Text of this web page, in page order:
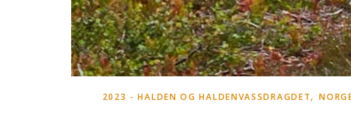
2023 - HALDEN OG HALDENVASSDRAGDET,